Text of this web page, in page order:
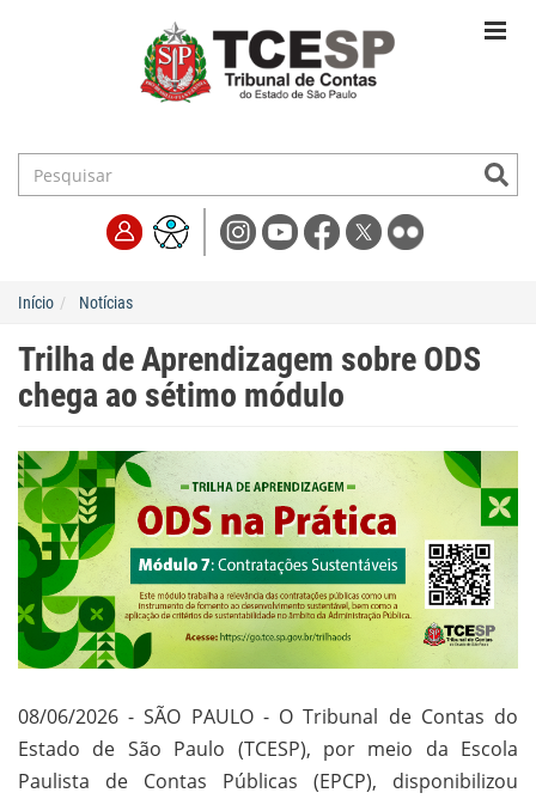
Início Notícias
Trilha de Aprendizagem sobre ODS
chega ao sétimo módulo
08/06/2026 - SÃO PAULO - O Tribunal de Contas do
Estado de São Paulo (TCESP), por meio da Escola
Paulista de Contas Públicas (EPCP), disponibilizou